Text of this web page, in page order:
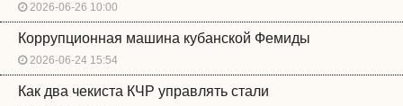
2026-06-26 10:00
Коррупционная машина кубанской Фемиды
2026-06-24 15:54
Как два чекиста КЧР управлять стали